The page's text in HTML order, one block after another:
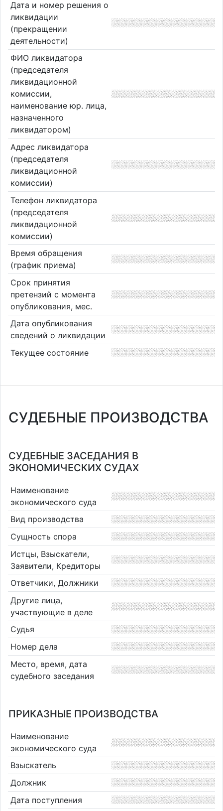
Дата и номер решения о
ликвидации
(прекращении
деятельности)
ФИО ликвидатора
(председателя
ликвидационной
комиссии,
наименование юр. лица,
назначенного
ликвидатором)
Адрес ликвидатора
(председателя
ликвидационной
комиссии)
Телефон ликвидатора
(председателя
ликвидационной
комиссии)
Время обращения
(график приема)
Срок принятия
претензий с момента
опубликования, мес.
Дата опубликования
сведений о ликвидации
Текущее состояние
СУДЕБНЫЕ ПРОИЗВОДСТВА
СУДЕБНЫЕ ЗАСЕДАНИЯ В
ЭКОНОМИЧЕСКИХ СУДАХ
Наименование
экономического суда
Вид производства
Сущность спора
Истцы, Взыскатели,
Заявители, Кредиторы
Ответчики, Должники
Другие лица,
участвующие в деле
Судья
Номер дела
Место, время, дата
судебного заседания
ПРИКАЗНЫЕ ПРОИЗВОДСТВА
Наименование
экономического суда
Взыскатель
Должник
Дата поступления